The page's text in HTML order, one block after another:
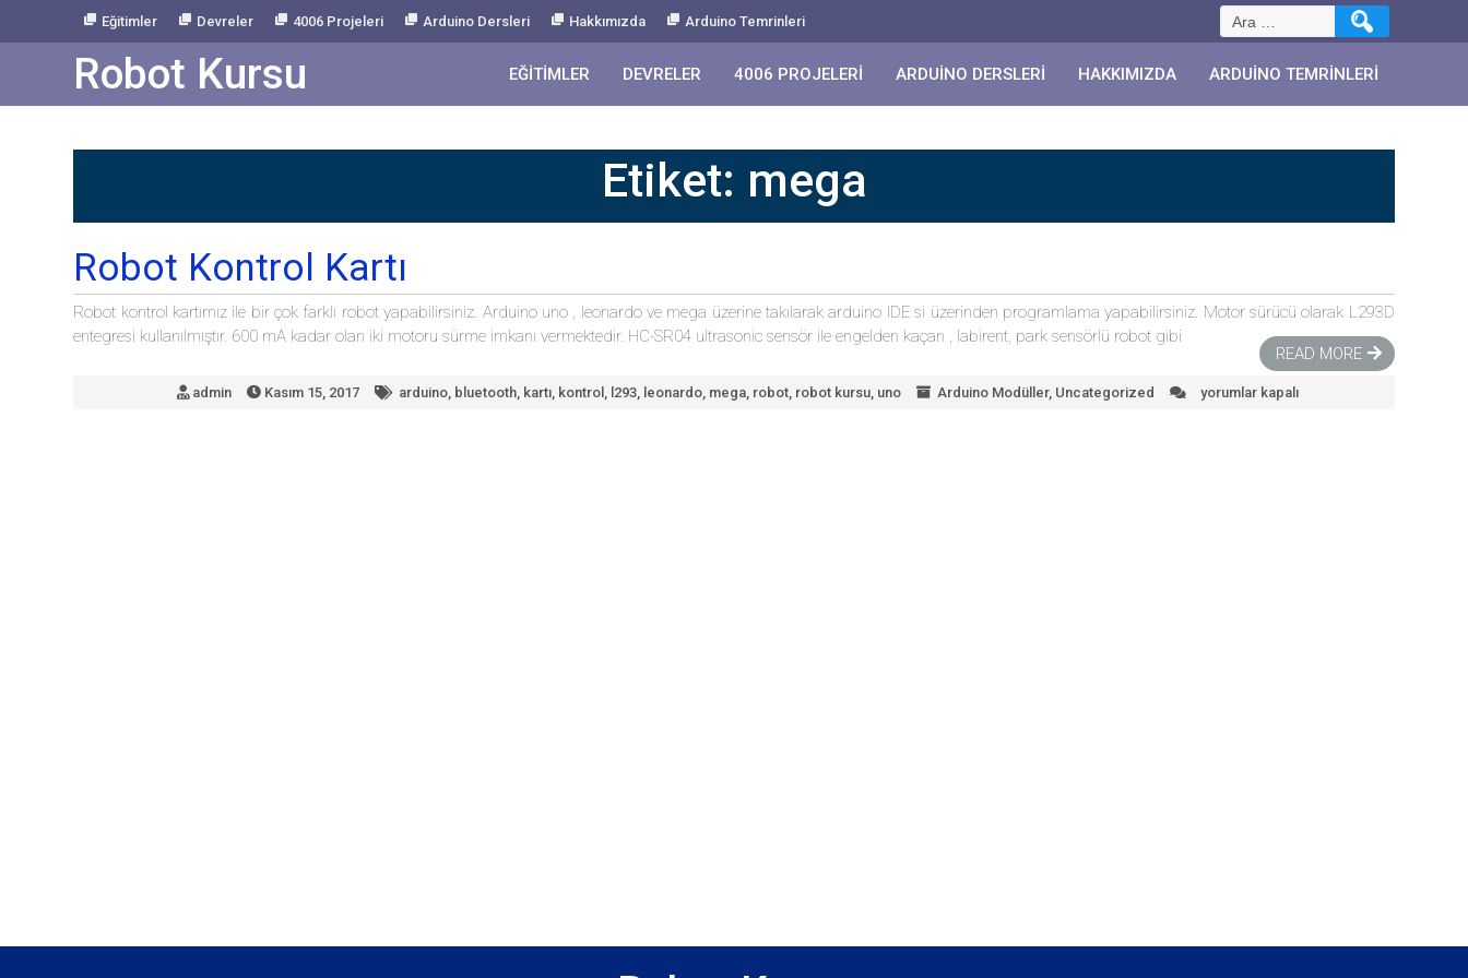
Eğitimler Devreler 4006 Projeleri Arduino Dersleri Hakkımızda Arduino Temrinleri Arama:
Robot Kursu EĞITIMLER DEVRELER 4006 PROJELERI ARDUINO DERSLERI HAKKIMIZDA ARDUINO TEMRINLERI
Etiket: mega
Robot Kontrol Kartı
Robot kontrol kartımız ile bir çok farklı robot yapabilirsiniz. Arduino uno , leonardo ve mega üzerine takılarak arduino IDE si üzerinden programlama yapabilirsiniz. Motor sürücü olarak L293D
entegresi kullanılmıştır. 600 mA kadar olan iki motoru sürme imkanı vermektedir. HC-SR04 ultrasonic sensör ile engelden kaçan , labirent, park sensörlü robot gibi
READ MORE
admin Kasım 15, 2017 arduino, bluetooth, kartı, kontrol , l293, leonardo, mega, robot, robot kursu, uno Arduino Modüller, Uncategorized
Robot
yorumlar kapalı